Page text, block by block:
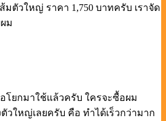
มตัวใหญ่ ราคา 1,750 บาทครับ เราจัด
ม
ยกมาใช้แล้วครับ ใครจะซื้อผม
วใหญ่เลยครับ คือ ทำได้เร็วกว่ามาก